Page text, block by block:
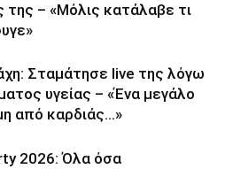
της – «Μόλις κατάλαβε τι
Σταμάτησε live της λόγω
υγείας – «Ένα μεγάλο
από καρδιάς…»
2026: Όλα όσα